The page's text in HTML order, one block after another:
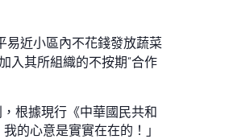
易近小區內不花錢發放蔬菜
入其所組織的不按期“合作
根據現行《中華國民共和
的心意是實實在在的！」